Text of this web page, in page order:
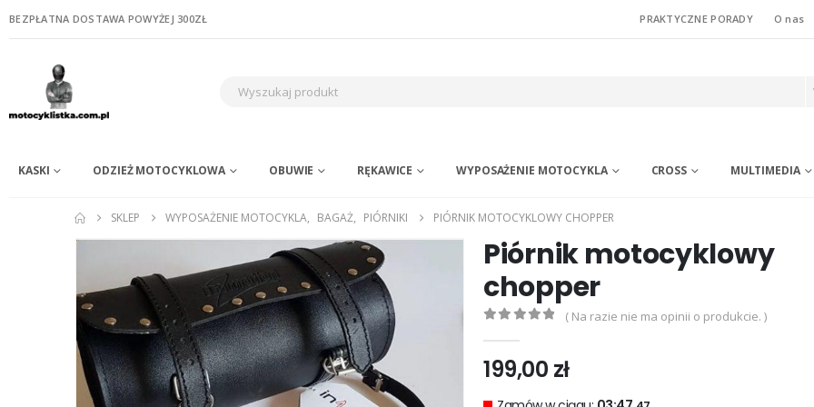
BEZPŁATNA DOSTAWA POWYŻEJ 300ZŁ PRAKTYCZNE PORADY O nas
KASKI ODZIEŻ MOTOCYKLOWA OBUWIE RĘKAWICE WYPOSAŻENIE MOTOCYKLA CROSS MULTIMEDIA
SKLEP WYPOSAŻENIE MOTOCYKLA, BAGAŻ, PIÓRNIKI PIÓRNIK MOTOCYKLOWY CHOPPER
Piórnik motocyklowy
chopper
( Na razie nie ma opinii o produkcie. )
199,00 zł